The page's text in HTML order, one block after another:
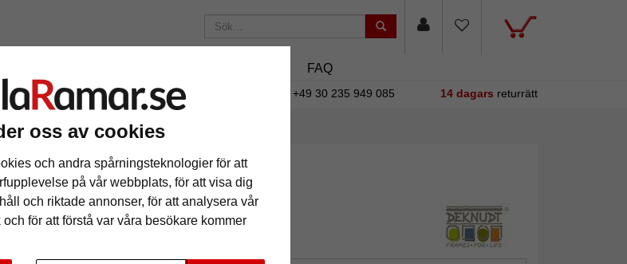
oss av cookies
och andra spårningsteknologier för att
på vår webbplats, för att visa dig
och riktade annonser, för att analysera vår
för att förstå var våra besökare kommer
FAQ
Oavsett hur mycket du beställer. +49 30 235 949 085 14 dagars returrätt